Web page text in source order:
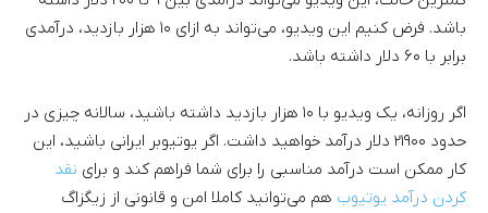
باشد. فرض کنیم این ویدیو، می‌تواند به ازای ۱۰ هزار بازدید، درآمدی
برابر با ۶۰ دلار داشته باشد.
اگر روزانه، یک ویدیو با ۱۰ هزار بازدید داشته باشید، سالانه چیزی در
حدود ۲۱۹۰۰ دلار درآمد خواهید داشت. اگر یوتیوبر ایرانی باشید، این
کار ممکن است درآمد مناسبی را برای شما فراهم کند و برای نقد
کردن درآمد یوتیوب هم می‌توانید کاملا امن و قانونی از زیگزاگ